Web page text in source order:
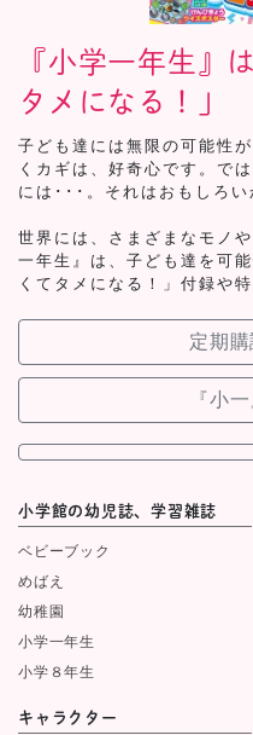
『小学一年生』
タメになる！」
子ども達には無限の可能性
くカギは、好奇心です。で
には･･･。それはおもしろい
世界には、さまざまなモノ
一年生』は、子ども達を可
くてタメになる！」付録や
定期
『小
小学館の幼児誌、学習雑誌
ベビーブック
めばえ
幼稚園
小学一年生
小学８年生
キャラクター